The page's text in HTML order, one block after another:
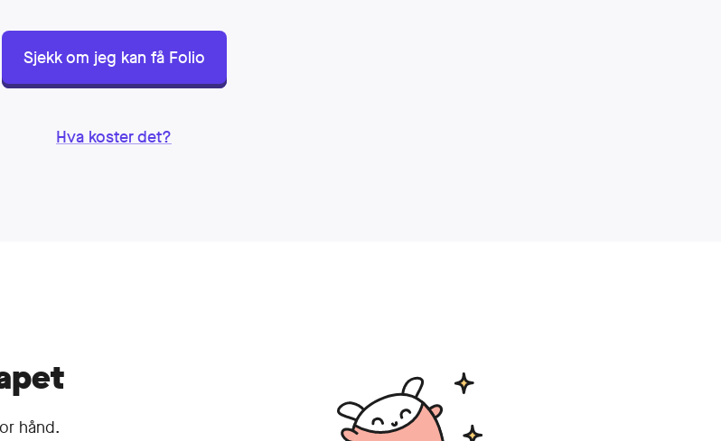
Sjekk om jeg kan få Folio
Hva koster det?
hånd.